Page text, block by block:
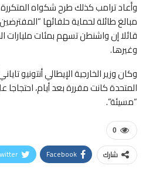
وأعاد ترامب كذلك طرح شكواه
مبالغ طائلة لحماية حلفائها
قائلا إن واشنطن تسهم بمئات مليارات
وغيرها.
وكان وزير الخارجية الإيطالي أنتونيو
المتحدة كانت مقررة بعد أيام، احتجاجا
“مسيئة”.
0
شارك Facebook